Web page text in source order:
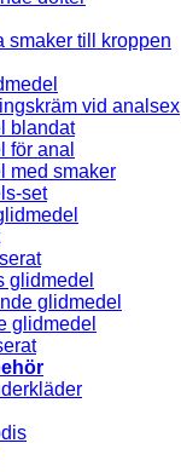
smaker till kroppen
vid analsex
blandat
för anal
med smaker
set
glidmedel
glidmedel
glidmedel